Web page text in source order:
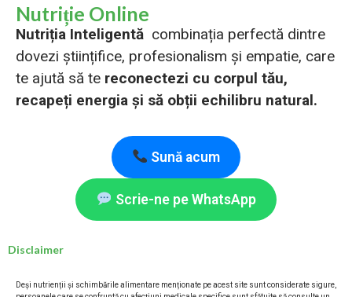
Nutriție Online
Nutriția Inteligentă combinația perfectă dintre
dovezi științifice, profesionalism și empatie, care
te ajută să te reconectezi cu corpul tău,
recapeți energia și să obții echilibru natural.
Sună acum
Scrie-ne pe WhatsApp
Disclaimer
Deși nutrienții și schimbările alimentare menționate pe acest site sunt considerate sigure,